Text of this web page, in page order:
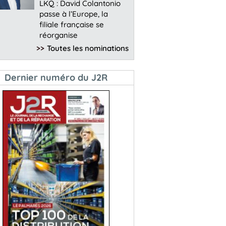
LKQ : David Colantonio
passe à l’Europe, la
filiale française se
réorganise
>> Toutes les nominations
Dernier numéro du J2R